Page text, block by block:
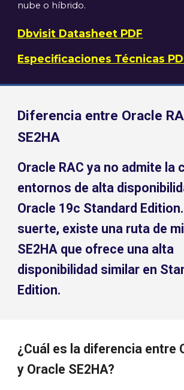
nube o híbrido.
Dbvisit Datasheet PDF
Especificaciones Técnicas
Diferencia entre Oracle
SE2HA
Oracle RAC ya no admite la
entornos de alta
Oracle 19c Standard
suerte, existe una ruta de
SE2HA que ofrece una alta
disponibilidad similar en
Edition.
¿Cuál es la diferencia entre
y Oracle SE2HA?